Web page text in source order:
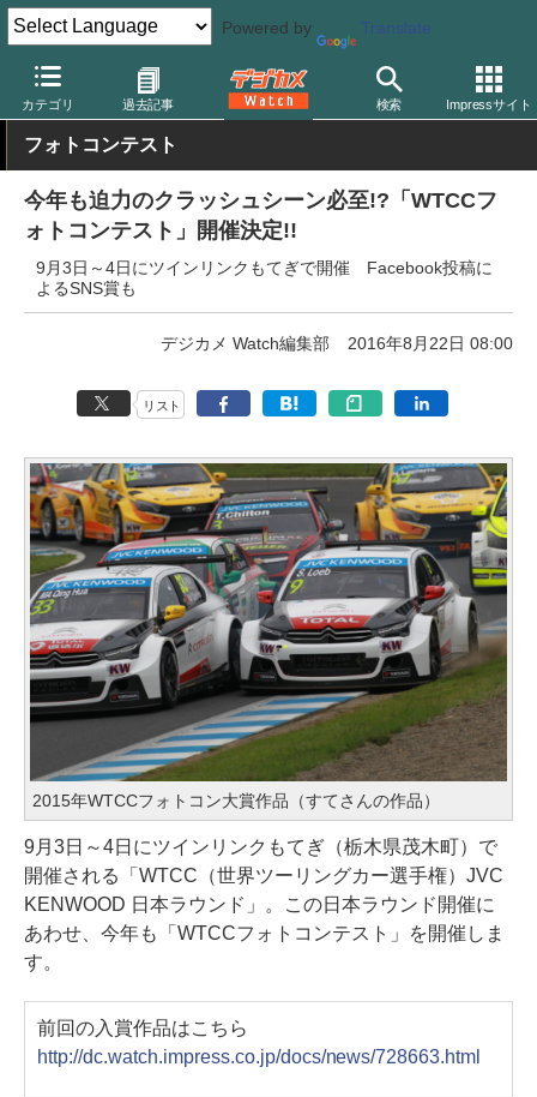
Powered by Translate
カテゴリ 過去記事 検索 Impressサイト
デジカメ Watch その他
フォトコンテスト
今年も迫力のクラッシュシーン必至!?「WTCCフ
ォトコンテスト」開催決定!!
9月3日～4日にツインリンクもてぎで開催 Facebook投稿に
よるSNS賞も
デジカメ Watch編集部 2016年8月22日 08:00
リスト
2015年WTCCフォトコン大賞作品（すてさんの作品）
9月3日～4日にツインリンクもてぎ（栃木県茂木町）で
開催される「WTCC（世界ツーリングカー選手権）JVC
KENWOOD 日本ラウンド」。この日本ラウンド開催に
あわせ、今年も「WTCCフォトコンテスト」を開催しま
す。
前回の入賞作品はこちら
http://dc.watch.impress.co.jp/docs/news/728663.html